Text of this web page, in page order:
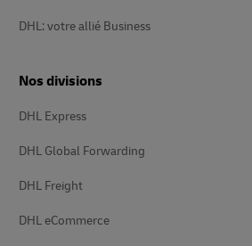
DHL: votre allié Business
Nos divisions
DHL Express
DHL Global Forwarding
DHL Freight
DHL eCommerce